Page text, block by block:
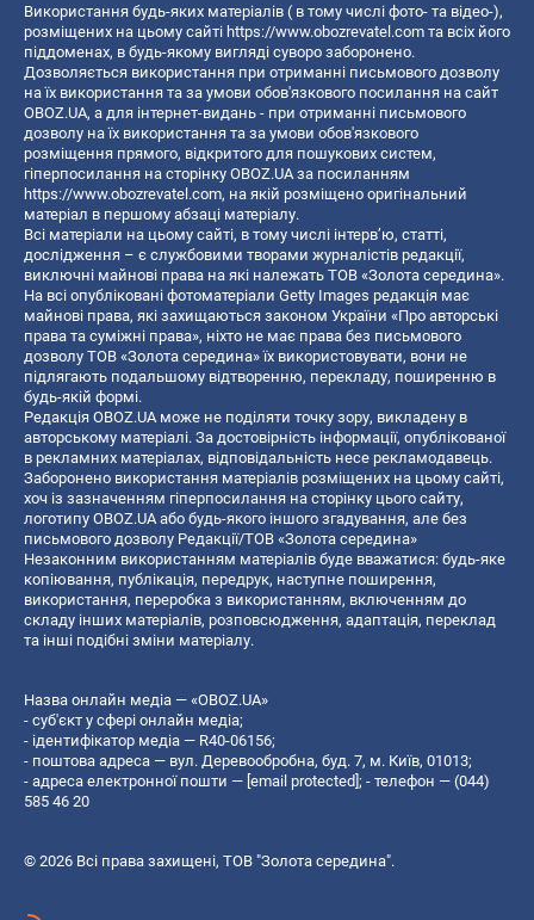
Використання будь-яких матеріалів ( в тому числі фото- та відео-),
розміщених на цьому сайті https://www.obozrevatel.com та всіх його
піддоменах, в будь-якому вигляді суворо заборонено.
Дозволяється використання при отриманні письмового дозволу
на їх використання та за умови обов'язкового посилання на сайт
OBOZ.UA, а для інтернет-видань - при отриманні письмового
дозволу на їх використання та за умови обов'язкового
розміщення прямого, відкритого для пошукових систем,
гіперпосилання на сторінку OBOZ.UA за посиланням
https://www.obozrevatel.com, на якій розміщено оригінальний
матеріал в першому абзаці матеріалу.
Всі матеріали на цьому сайті, в тому числі інтерв’ю, статті,
дослідження – є службовими творами журналістів редакції,
виключні майнові права на які належать ТОВ «Золота середина».
На всі опубліковані фотоматеріали Getty Images редакція має
майнові права, які захищаються законом України «Про авторські
права та суміжні права», ніхто не має права без письмового
дозволу ТОВ «Золота середина» їх використовувати, вони не
підлягають подальшому відтворенню, перекладу, поширенню в
будь-якій формі.
Редакція OBOZ.UA може не поділяти точку зору, викладену в
авторському матеріалі. За достовірність інформації, опублікованої
в рекламних матеріалах, відповідальність несе рекламодавець.
Заборонено використання матеріалів розміщених на цьому сайті,
хоч із зазначенням гіперпосилання на сторінку цього сайту,
логотипу OBOZ.UA або будь-якого іншого згадування, але без
письмового дозволу Редакції/ТОВ «Золота середина»
Незаконним використанням матеріалів буде вважатися: будь-яке
копiювання, публiкацiя, передрук, наступне поширення,
використання, переробка з використанням, включенням до
складу інших матеріалів, розповсюдження, адаптація, переклад
та інші подібні зміни матеріалу.
Назва онлайн медіа — «OBOZ.UA»
- суб'єкт у сфері онлайн медіа;
- ідентифікатор медіа — R40-06156;
- поштова адреса — вул. Деревообробна, буд. 7, м. Київ, 01013;
- адреса електронної пошти — [email protected]; - телефон — (044)
585 46 20
© 2026 Всі права захищені, ТОВ "Золота середина".